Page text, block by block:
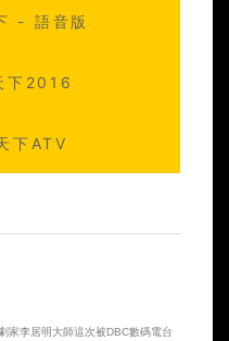
- 語音版
下2016
下ATV
家李居明大師這次被DBC數碼電台